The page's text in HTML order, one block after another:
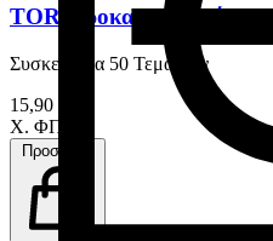
TOR Προκαμπυλωμένα
Συσκευασία 50 Τεμαχίων
15,90 €
Χ. ΦΠΑ
Προσθήκη